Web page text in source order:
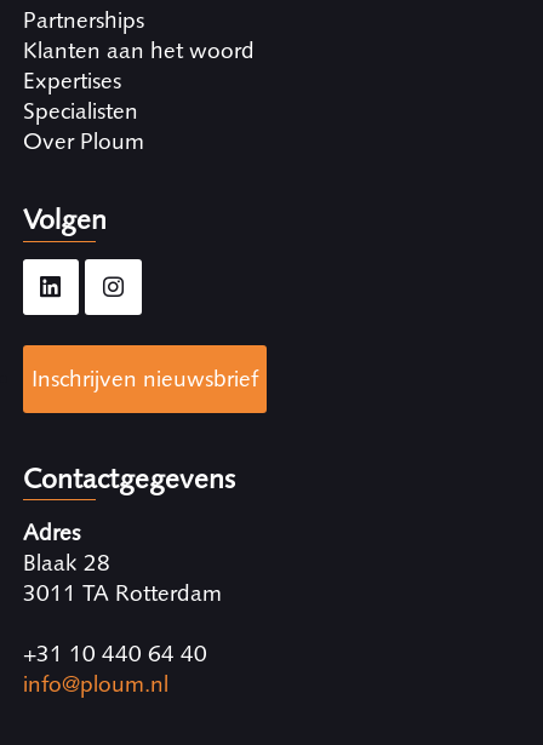
Partnerships
Klanten aan het woord
Expertises
Specialisten
Over Ploum
Volgen
Inschrijven nieuwsbrief
Contactgegevens
Adres
Blaak 28
3011 TA Rotterdam
+31 10 440 64 40
info@ploum.nl